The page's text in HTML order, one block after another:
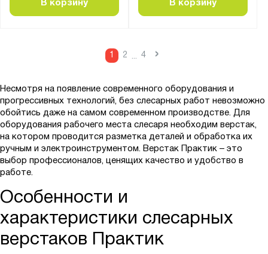
В корзину В корзину
1 2 ... 4 ›
Несмотря на появление современного оборудования и
прогрессивных технологий, без слесарных работ невозможно
обойтись даже на самом современном производстве. Для
оборудования рабочего места слесаря необходим верстак,
на котором проводится разметка деталей и обработка их
ручным и электроинструментом. Верстак Практик – это
выбор профессионалов, ценящих качество и удобство в
работе.
Особенности и
характеристики слесарных
верстаков Практик
ПБ
ПНО
ПО-ПК
ПОО-КП
ППИ
ППИ-КП
ППИО